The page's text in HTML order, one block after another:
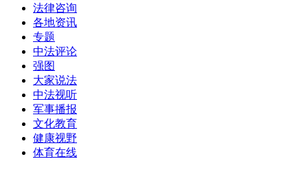
法律咨询
各地资讯
专题
中法评论
强图
大家说法
中法视听
军事播报
文化教育
健康视野
体育在线